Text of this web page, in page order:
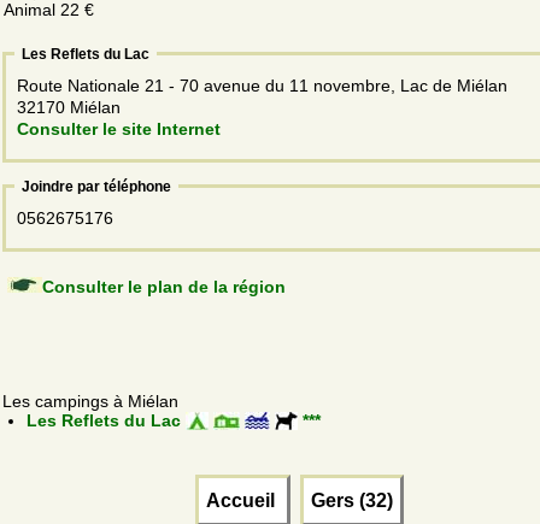
Animal 22 €
Les Reflets du Lac
Route Nationale 21 - 70 avenue du 11 novembre, Lac de Miélan
32170 Miélan
Consulter le site Internet
Joindre par téléphone
0562675176
Consulter le plan de la région
Les campings à Miélan
Les Reflets du Lac
***
Accueil Gers (32)